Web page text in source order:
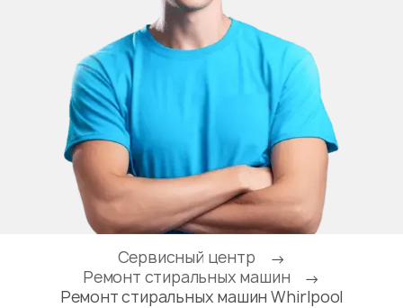
Сервисный центр
→
Ремонт стиральных машин
→
Ремонт стиральных машин Whirlpool